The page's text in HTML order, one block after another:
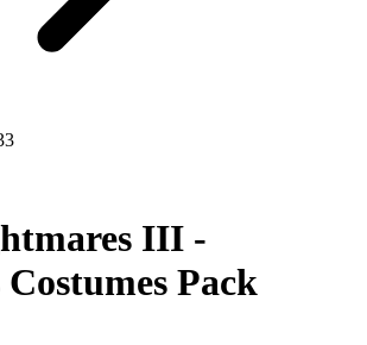
III -
Pack